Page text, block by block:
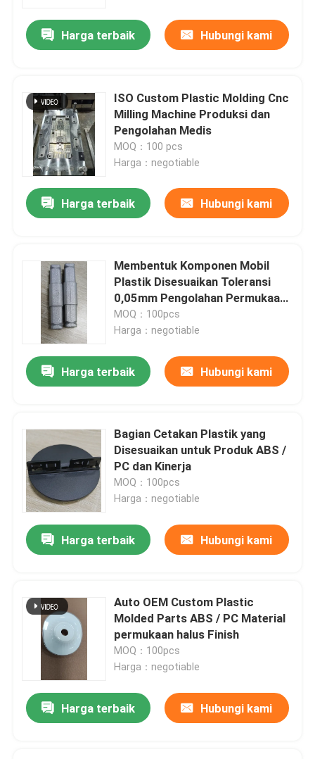
Harga terbaik Hubungi kami
ISO Custom Plastic Molding Cnc
Milling Machine Produksi dan
Pengolahan Medis
MOQ：100 pcs
Harga：negotiable
Harga terbaik Hubungi kami
Membentuk Komponen Mobil
Plastik Disesuaikan Toleransi
0,05mm Pengolahan Permukaan
Polishing
MOQ：100pcs
Harga：negotiable
Harga terbaik Hubungi kami
Bagian Cetakan Plastik yang
Disesuaikan untuk Produk ABS /
PC dan Kinerja
MOQ：100pcs
Harga：negotiable
Harga terbaik Hubungi kami
Auto OEM Custom Plastic
Molded Parts ABS / PC Material
permukaan halus Finish
MOQ：100pcs
Harga：negotiable
Harga terbaik Hubungi kami